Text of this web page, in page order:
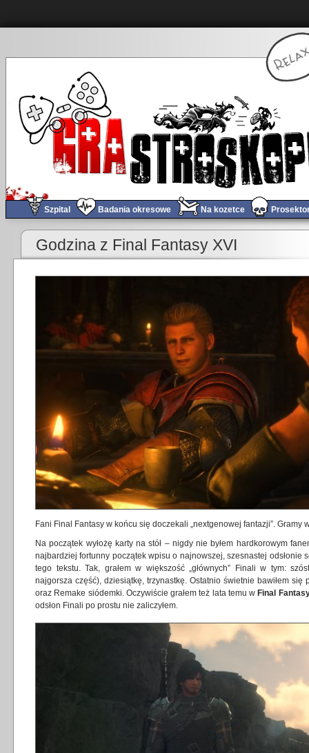
Szpital Badania okresowe Na kozetce
Obchód tygodnia #588
Godzina z Final Fantasy XVI
Fani Final Fantasy w końcu się doczekali „nextgenowej fantazji”. Gramy
Na początek wyłożę karty na stół – nigdy nie byłem hardkorowym
najbardziej fortunny początek wpisu o najnowszej, szesnastej odsłonie
tego tekstu. Tak, grałem w większość „głównych” Finali w tym:
najgorsza część), dziesiątkę, trzynastkę. Ostatnio świetnie bawiłem się
oraz Remake siódemki. Oczywiście grałem też lata temu w Final
odsłon Finali po prostu nie zaliczyłem.